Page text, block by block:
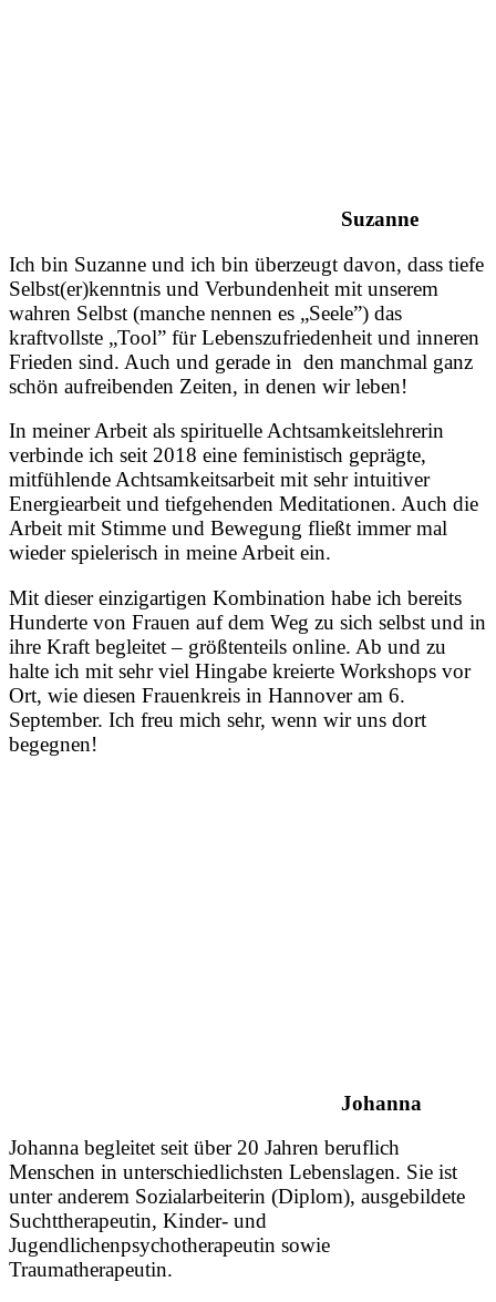
Suzanne
Ich bin Suzanne und ich bin überzeugt davon, dass tiefe
Selbst(er)kenntnis und Verbundenheit mit unserem
wahren Selbst (manche nennen es „Seele”) das
kraftvollste „Tool” für Lebenszufriedenheit und inneren
Frieden sind. Auch und gerade in den manchmal ganz
schön aufreibenden Zeiten, in denen wir leben!
In meiner Arbeit als spirituelle Achtsamkeitslehrerin
verbinde ich seit 2018 eine feministisch geprägte,
mitfühlende Achtsamkeitsarbeit mit sehr intuitiver
Energiearbeit und tiefgehenden Meditationen. Auch die
Arbeit mit Stimme und Bewegung fließt immer mal
wieder spielerisch in meine Arbeit ein.
Mit dieser einzigartigen Kombination habe ich bereits
Hunderte von Frauen auf dem Weg zu sich selbst und in
ihre Kraft begleitet – größtenteils online. Ab und zu
halte ich mit sehr viel Hingabe kreierte Workshops vor
Ort, wie diesen Frauenkreis in Hannover am 6.
September. Ich freu mich sehr, wenn wir uns dort
begegnen!
Johanna
Johanna begleitet seit über 20 Jahren beruflich
Menschen in unterschiedlichsten Lebenslagen. Sie ist
unter anderem Sozialarbeiterin (Diplom), ausgebildete
Suchttherapeutin, Kinder- und
Jugendlichenpsychotherapeutin sowie
Traumatherapeutin.